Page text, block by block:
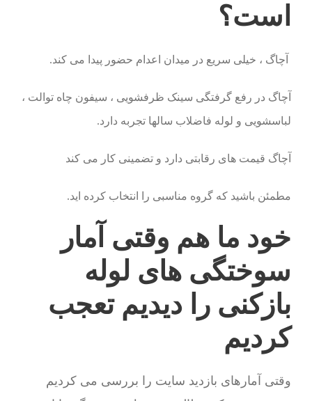
است؟
آچاگ ، خیلی سریع در میدان اعدام حضور پیدا می کند.
آچاگ در رفع گرفتگی سینک ظرفشویی ، سیفون چاه توالت ،
لباسشویی و لوله فاضلاب سالها تجربه دارد.
آچاگ قیمت های رقابتی دارد و تضمینی کار می کند
مطمئن باشید که گروه مناسبی را انتخاب کرده اید.
خود ما هم وقتی آمار
سوختگی های لوله
بازکنی را دیدیم تعجب
کردیم
وقتی آمارهای بازدید سایت را بررسی می کردیم